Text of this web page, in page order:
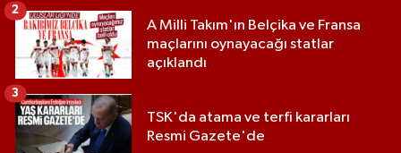
A Milli Takım'ın Belçika ve Fransa
maçlarını oynayacağı statlar
açıklandı
2
TSK'da atama ve terfi kararları
Resmi Gazete'de
3